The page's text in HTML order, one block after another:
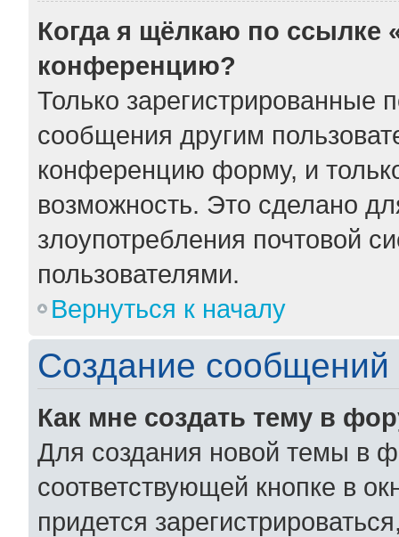
Когда я щёлкаю по ссылке
конференцию?
Только зарегистрированные
сообщения другим
конференцию форму, и
возможность. Это сделано
злоупотребления почтовой
пользователями.
Вернуться к началу
Создание сообщений
Как мне создать тему в
Для создания новой темы в
соответствующей кнопке в
придется